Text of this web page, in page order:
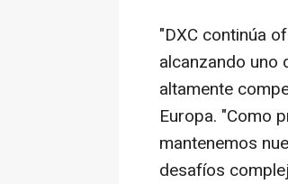
"DXC continúa
alcanzando uno
altamente
Europa. "Como
mantenemos
desafíos